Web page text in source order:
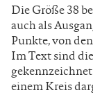
Die Größe 38
auch als
Punkte, von
Im Text sind
einem Kreis